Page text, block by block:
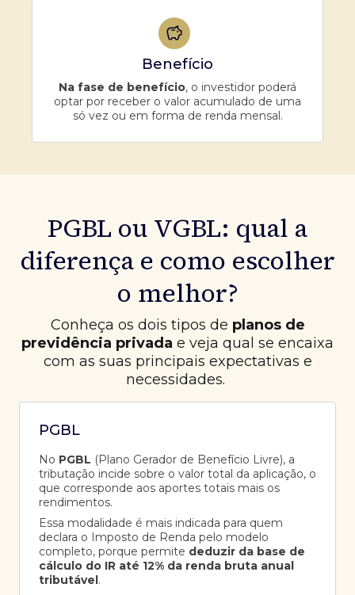
Benefício
Na fase de benefício, o investidor poderá
optar por receber o valor acumulado de uma
só vez ou em forma de renda mensal.
PGBL ou VGBL: qual a
diferença e como escolher
o melhor?
Conheça os dois tipos de planos de
previdência privada e veja qual se encaixa
com as suas principais expectativas e
necessidades.
PGBL
No PGBL (Plano Gerador de Benefício Livre), a
tributação incide sobre o valor total da aplicação, o
que corresponde aos aportes totais mais os
rendimentos.
Essa modalidade é mais indicada para quem
declara o Imposto de Renda pelo modelo
completo, porque permite deduzir da base de
cálculo do IR até 12% da renda bruta anual
tributável.